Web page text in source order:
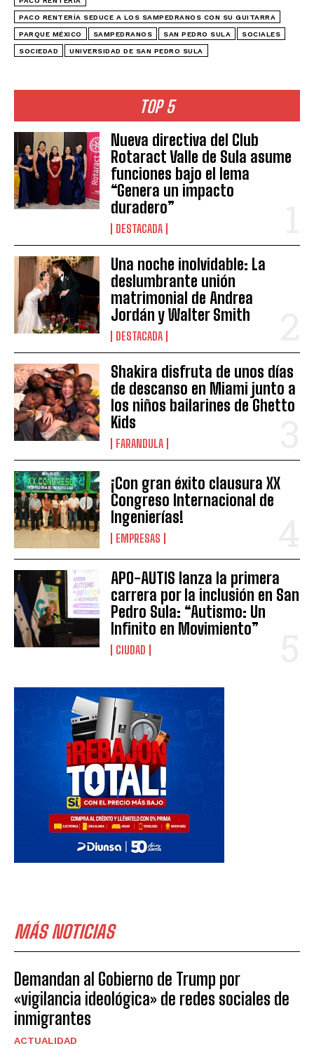
TOP 5
Nueva directiva del Club
Rotaract Valle de Sula asume
funciones bajo el lema
“Genera un impacto
duradero”
DESTACADA
Una noche inolvidable: La
deslumbrante unión
matrimonial de Andrea
Jordán y Walter Smith
DESTACADA
Shakira disfruta de unos días
de descanso en Miami junto a
los niños bailarines de Ghetto
Kids
FARANDULA
¡Con gran éxito clausura XX
Congreso Internacional de
Ingenierías!
EMPRESAS
APO-AUTIS lanza la primera
carrera por la inclusión en San
Pedro Sula: “Autismo: Un
Infinito en Movimiento”
CIUDAD
MÁS NOTICIAS
Demandan al Gobierno de Trump por
«vigilancia ideológica» de redes sociales de
inmigrantes
ACTUALIDAD
PACO RENTERÍA SEDUCE A LOS SAMPEDRANOS CON SU GUITARRA
PARQUE MÉXICO SAMPEDRANOS SAN PEDRO SULA SOCIALES
SOCIEDAD UNIVERSIDAD DE SAN PEDRO SULA